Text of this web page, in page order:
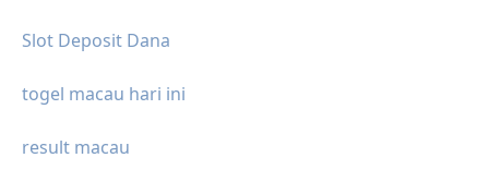
Slot Deposit Dana
togel macau hari ini
result macau